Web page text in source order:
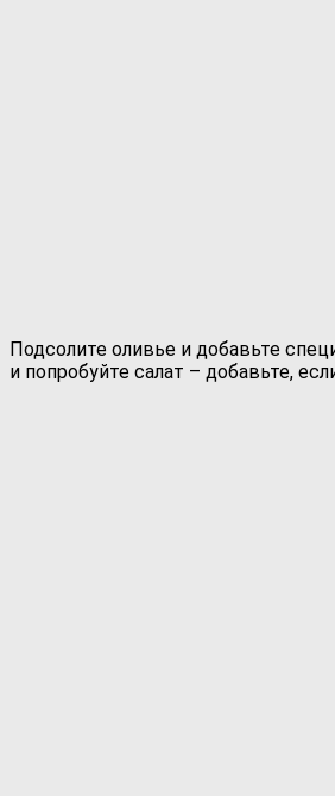
Подсолите оливье и добавьте
и попробуйте салат – добавьте,